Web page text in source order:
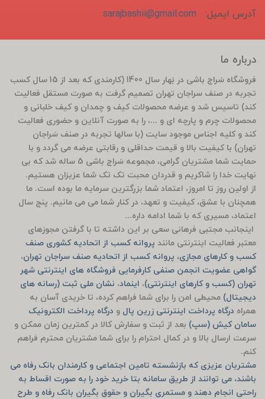
آدرس ایمیل:
sarajbashii@gmail.com
درباره ما
فروشگاه سَراج باشی در بَهار سال 1400 (کارمندی که بعد از 15 سال کسب
تجربه در صنف سراجان تهران تصمیم گرفت به صورت مستقل فعالیت
کند) تاسیس شد و عرضه محصولات کیف و چمدان و کیف خلبانی و
محصولات چرم و پارچه ای و ...، را به صورت آنلاین و حضوری فعالیت
کند و کلیه اجناس موجود سایت (با سالها تجربه در صنف سَراجان
تهران) با کیفیت بالا و قیمت حداقلی و رقابتی عرضه می گردد و با
حمایت شما مشتریان گرامی، مجموعه سَراج باشی 5 ساله شد که بی
نهایت خدا را شاکریم و قدردان محبت تک تک شما عزیزان هستیم.
از اولین روز تا امروز، اعتماد شما بزرگترین سرمایه ما بوده است. ما
همچنان با عشق، کیفیت و تعهد، در کنار شما می می مانیم. پنج سال
اعتماد، مسیری که با شما ادامه داره...
اینجانب مجتبی فرهانی سعی بر این داشته تا با گرفتن مجوزهای
معتبر فعالیت اینترنتی مانند پروانه کسب از اتحادیه کشوری صنف
کسب و کارهای مجازی، پروانه کسب از اتحادیه صنف سراجان تهران،
گواهی عضویت انجمن صنفی کارفرمایی فروشگاه های اینترنتی شهر
تهران (کسب و کارهای اینترنتی)، اینماد، نشان ملی ثبت (رسانه های
دیجیتال) محیطی امن را برای شما فراهم کرده، تا خریدی آسان به
همراه درگاه پرداخت اینترنتی زرین پال و درگاه پرداخت الکترونیک
سامان کیش (سپ) بعد از ثبت و سفارش کالا در کمترین زمان ممکن و
سرعت ارسال بالا و در کمال احترام را برای شما مشتریان محترم فراهم
کنم.
مشتریان عزیزی که بازنشسته تامین اجتماعی و کارمندان بانک رفاه می
باشند، می توانند از طریق سامانه بتا خرید خود را به صورت اقساط به
راحتی انجام دهند و مستمری بگیران و حقوق بگیران بانک رفاه و طرح